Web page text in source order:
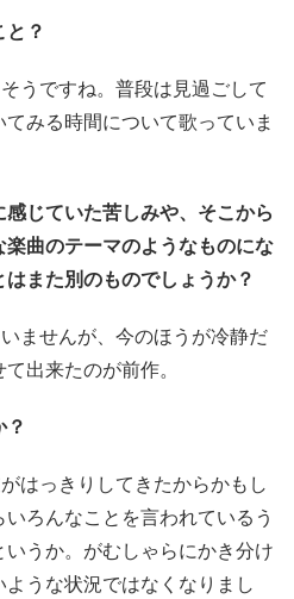
？
うですね。普段は見過ごして
みる時間について歌っていま
じていた苦しみや、そこから
曲のテーマのようなものにな
また別のものでしょうか？
ませんが、今のほうが冷静だ
出来たのが前作。
はっきりしてきたからかもし
ろんなことを言われているう
うか。がむしゃらにかき分け
うな状況ではなくなりまし